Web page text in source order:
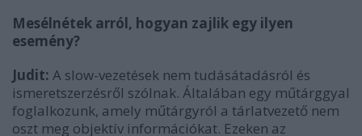
Mesélnétek arról, hogyan zajlik egy ilyen
esemény?
Judit: A slow-vezetések nem tudásátadásról és
ismeretszerzésről szólnak. Általában egy műtárggyal
foglalkozunk, amely műtárgyról a tárlatvezető nem
oszt meg objektív információkat. Ezeken az